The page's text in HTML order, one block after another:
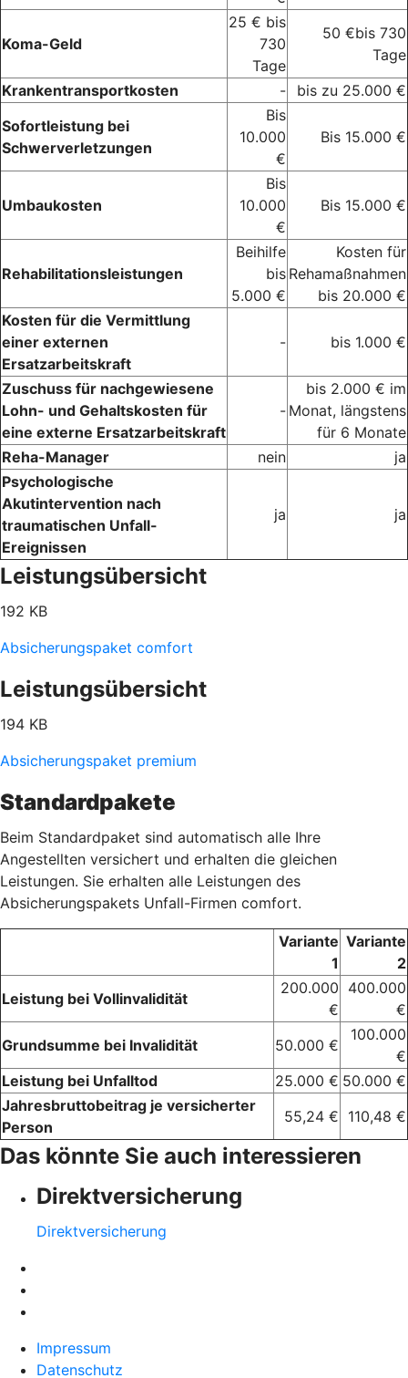
Koma-Geld
25 € bis
730
Tage
50 €bis 730
Tage
Krankentransportkosten
-
bis zu 25.000 €
Sofortleistung bei
Schwerverletzungen
Bis
10.000
€
Bis 15.000 €
Umbaukosten
Bis
10.000
€
Bis 15.000 €
Rehabilitationsleistungen
Beihilfe
bis
5.000 €
Kosten für
Rehamaßnahmen
bis 20.000 €
Kosten für die Vermittlung
einer externen
Ersatzarbeitskraft
- bis 1.000 €
Zuschuss für nachgewiesene
Lohn- und Gehaltskosten für
eine externe Ersatzarbeitskraft
-
bis 2.000 € im
Monat, längstens
für 6 Monate
Reha-Manager
nein
ja
Psychologische
Akutintervention nach
traumatischen Unfall-
Ereignissen
ja ja
Leistungsübersicht
192 KB
Absicherungspaket comfort
Leistungsübersicht
194 KB
Absicherungspaket premium
Standardpakete
Beim Standardpaket sind automatisch alle Ihre
Angestellten versichert und erhalten die gleichen
Leistungen. Sie erhalten alle Leistungen des
Absicherungspakets Unfall-Firmen comfort.
Variante
1
Variante
2
Leistung bei Vollinvalidität
200.000
€
400.000
€
Grundsumme bei Invalidität
50.000 €
100.000
€
Leistung bei Unfalltod
25.000 € 50.000 €
Jahresbruttobeitrag je versicherter
Person
55,24 € 110,48 €
Das könnte Sie auch interessieren
Direktversicherung
Direktversicherung
Impressum
Datenschutz